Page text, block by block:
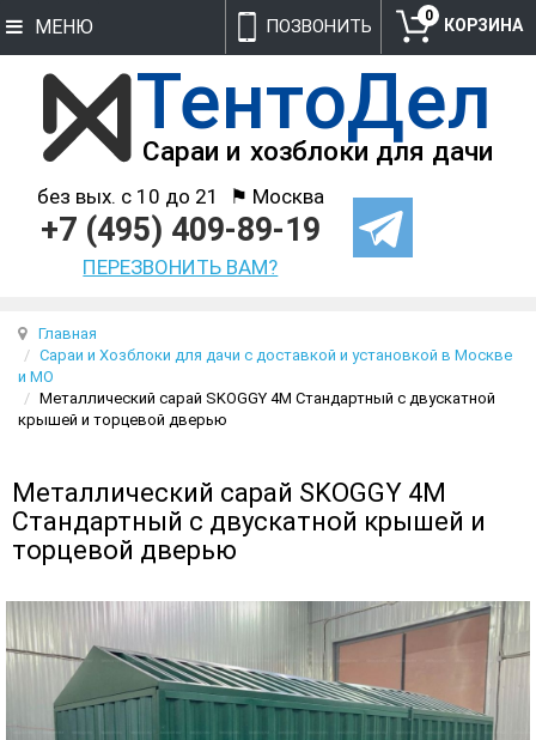
ПОЗВОНИТЬ
без вых. с 10 до 21 ⚑ Москва
+7 (495) 409-89-19
ПЕРЕЗВОНИТЬ ВАМ?
0
МЕНЮ
Главная
Сараи и Хозблоки для дачи с доставкой и установкой в Москве
и МО
Металлический сарай SKOGGY 4М Стандартный с двускатной
крышей и торцевой дверью
Металлический сарай SKOGGY 4М
Стандартный с двускатной крышей и
торцевой дверью